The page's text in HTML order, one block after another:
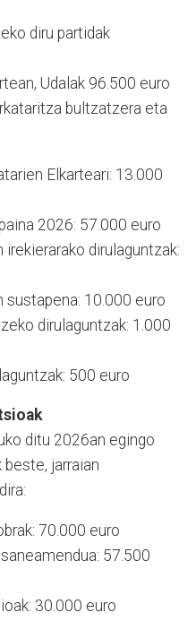
diru partidak
Udalak 96.500 euro
bultzatzera eta
Elkarteari: 13.000
2026: 57.000 euro
dirulaguntzak:
sustapena: 10.000 euro
dirulaguntzak: 1.000
500 euro
ditu 2026an egingo
jarraian
70.000 euro
57.500
30.000 euro